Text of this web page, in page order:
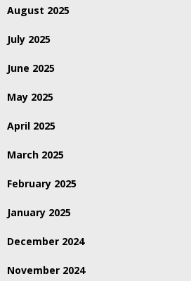
August 2025
July 2025
June 2025
May 2025
April 2025
March 2025
February 2025
January 2025
December 2024
November 2024